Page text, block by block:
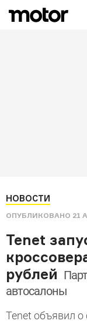
НОВОСТИ
ОПУБЛИКОВАНО 21
Tenet
рублей
автосалоны
Tenet объявил о